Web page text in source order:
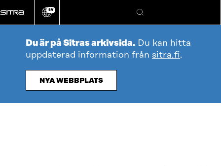
direkt
till
Ändra
språk
SV
Sök
Du är på Sitras arkivsida. Du kan hitta
uppdaterad information från sitra.fi.
NYA WEBBPLATS